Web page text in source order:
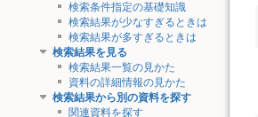
検索条件指定の基礎知識
検索結果が少なすぎるときは
検索結果が多すぎるときは
検索結果を見る
検索結果一覧の見かた
資料の詳細情報の見かた
検索結果から別の資料を探す
関連資料を探す